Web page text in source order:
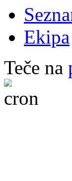
Ekipa
Teče na